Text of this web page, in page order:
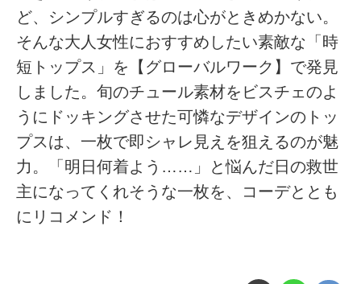
ど、シンプルすぎるのは心がときめかない。
そんな大人女性におすすめしたい素敵な「時
短トップス」を【グローバルワーク】で発見
しました。旬のチュール素材をビスチェのよ
うにドッキングさせた可憐なデザインのトッ
プスは、一枚で即シャレ見えを狙えるのが魅
力。「明日何着よう……」と悩んだ日の救世
主になってくれそうな一枚を、コーデととも
にリコメンド！